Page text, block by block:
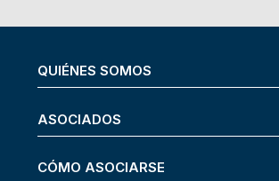
QUIÉNES SOMOS
ASOCIADOS
CÓMO ASOCIARSE